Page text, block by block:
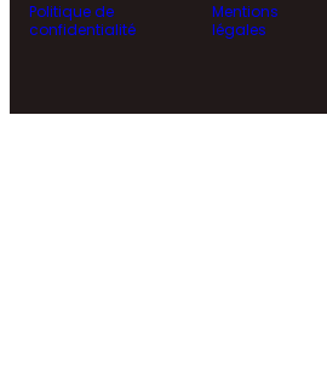
Politique de
confidentialité
Mentions
légales